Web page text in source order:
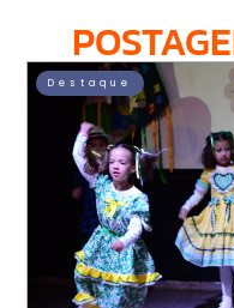
Destaque